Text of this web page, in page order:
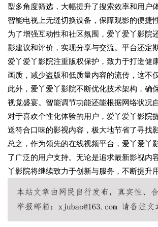
型多角度筛选，大幅提升了搜索效率和用户
智能电视上无缝切换设备，保障观影的便捷
为了增强互动性和社区氛围，爱丫爱丫影院
影建议和评价，实现分享与交流。平台还定
爱丫爱丫影院注重版权保护，致力于打造健
画质，减少盗版和低质量内容的流传，这不
此外，爱丫爱丫影院不断优化技术架构，确
视觉盛宴。智能调节功能还能根据网络状况
对于喜欢个性化体验的用户，爱丫爱丫影院
送符合口味的影视内容，极大地节省了寻找
总之，作为领先的在线视频平台，爱丫爱丫
了广泛的用户支持。无论是追求最新影视内
丫影院将继续致力于创新与服务，不断提升